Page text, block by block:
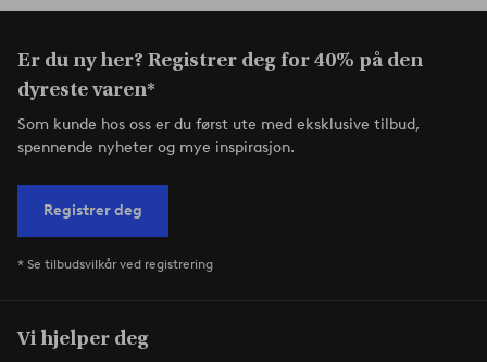
Er du ny her? Registrer deg for 40% på den
dyreste varen*
Som kunde hos oss er du først ute med eksklusive tilbud,
spennende nyheter og mye inspirasjon.
Registrer deg
* Se tilbudsvilkår ved registrering
Vi hjelper deg